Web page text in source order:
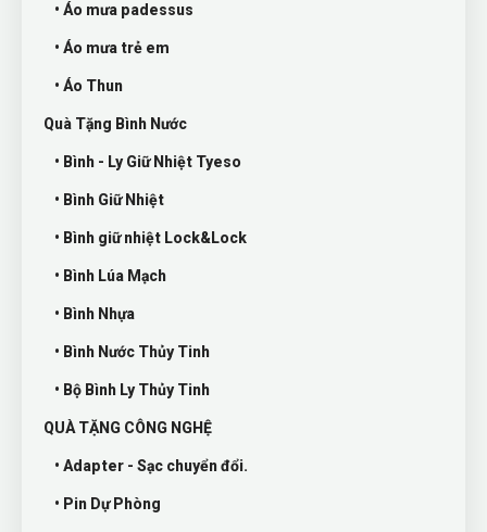
• Áo mưa padessus
• Áo mưa trẻ em
• Áo Thun
Quà Tặng Bình Nước
• Bình - Ly Giữ Nhiệt Tyeso
• Bình Giữ Nhiệt
• Bình giữ nhiệt Lock&Lock
• Bình Lúa Mạch
• Bình Nhựa
• Bình Nước Thủy Tinh
• Bộ Bình Ly Thủy Tinh
QUÀ TẶNG CÔNG NGHỆ
• Adapter - Sạc chuyển đổi.
• Pin Dự Phòng